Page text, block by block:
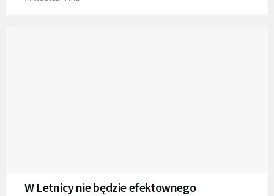
W Letnicy nie będzie efektownego